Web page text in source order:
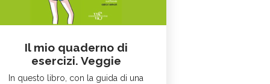
Il mio quaderno di
esercizi. Veggie
In questo libro, con la guida di una